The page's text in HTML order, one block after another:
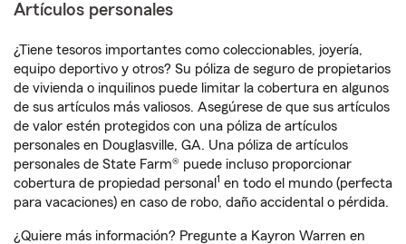
Artículos personales
¿Tiene tesoros importantes como coleccionables, joyería,
equipo deportivo y otros? Su póliza de seguro de propietarios
de vivienda o inquilinos puede limitar la cobertura en algunos
de sus artículos más valiosos. Asegúrese de que sus artículos
de valor estén protegidos con una póliza de artículos
personales en Douglasville, GA. Una póliza de artículos
personales de State Farm® puede incluso proporcionar
cobertura de propiedad personal 1 en todo el mundo (perfecta
para vacaciones) en caso de robo, daño accidental o pérdida.
¿Quiere más información? Pregunte a Kayron Warren en